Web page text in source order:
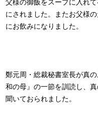
父様の御飯をスープに入れ
にされました。またお父様
にお飲みになりました。
鄭元周・総裁秘書室長が真
和の母』の一節を訓読し、
聞いておられました。